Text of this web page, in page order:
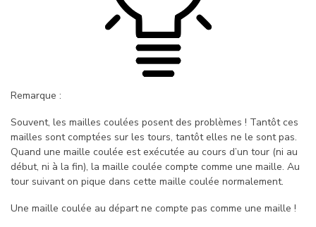
Remarque :
Souvent, les mailles coulées posent des problèmes ! Tantôt ces
mailles sont comptées sur les tours, tantôt elles ne le sont pas.
Quand une maille coulée est exécutée au cours d’un tour (ni au
début, ni à la fin), la maille coulée compte comme une maille. Au
tour suivant on pique dans cette maille coulée normalement.
Une maille coulée au départ ne compte pas comme une maille !